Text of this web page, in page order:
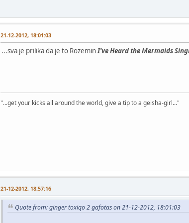
21-12-2012, 18:01:03
...sva je prilika da je to RozeminI've Heard the Mermaids
"...get your kicks all around the world, give a tip to a geisha-girl..."
21-12-2012, 18:57:16
Quote from: ginger toxiqo 2 gafotas on 21-12-2012, 18:01:03